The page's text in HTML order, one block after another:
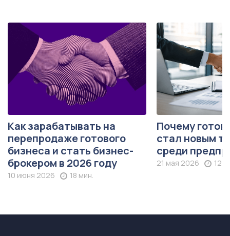
Как зарабатывать на
перепродаже готового
бизнеса и стать бизнес-
брокером в 2026 году
10 июня 2026 18 мин.
Почему
стал новым
среди
21 мая 2026 12